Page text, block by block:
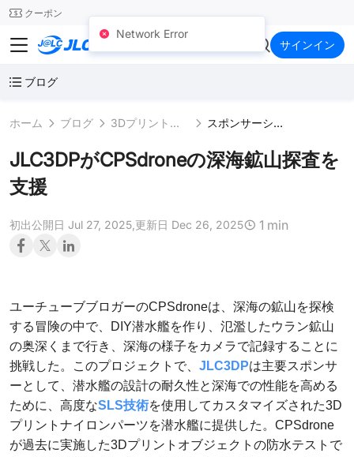
24SMT クーポン
JLC3DP サインイン
ブログ
ホーム ブログ 3Dプリントビジネス スポンサーシップ
JLC3DPがCPSdroneの深海鉱山探査を
支援
初出公開日 Jul 27, 2025, 更新日 Dec 26, 2025 1 min
ユーチューブブロガーのCPSdroneは、深海の鉱山を探検
する冒険の中で、DIY潜水艦を作り、氾濫したウラン鉱山
の奥深くまで行き、深海の様子をカメラで記録することに
挑戦した。このプロジェクトで、 JLC3DPは主要スポンサ
ーとして、潜水艦の設計の耐久性と深海での性能を高める
ために、高度なSLS技術を使用してカスタマイズされた3D
プリントナイロンパーツを潜水艦に提供した。CPSdrone
が過去に実施した3Dプリントオブジェクトの防水テストで
Network Error